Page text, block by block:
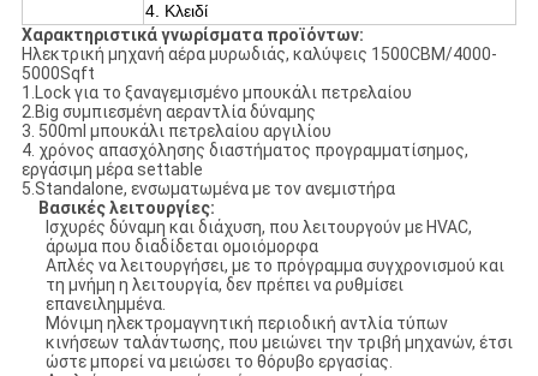
4. Κλειδί
Χαρακτηριστικά γνωρίσματα προϊόντων:
Ηλεκτρική μηχανή αέρα μυρωδιάς, καλύψεις 1500CBM/4000-
5000Sqft
1.Lock για το ξαναγεμισμένο μπουκάλι πετρελαίου
2.Big συμπιεσμένη αεραντλία δύναμης
3. 500ml μπουκάλι πετρελαίου αργιλίου
4. χρόνος απασχόλησης διαστήματος προγραμματίσημος,
εργάσιμη μέρα settable
5.Standalone, ενσωματωμένα με τον ανεμιστήρα
Βασικές λειτουργίες:
Ισχυρές δύναμη και διάχυση, που λειτουργούν με HVAC,
άρωμα που διαδίδεται ομοιόμορφα
Απλές να λειτουργήσει, με το πρόγραμμα συγχρονισμού και
τη μνήμη η λειτουργία, δεν πρέπει να ρυθμίσει
επανειλημμένα.
Μόνιμη ηλεκτρομαγνητική περιοδική αντλία τύπων
κινήσεων ταλάντωσης, που μειώνει την τριβή μηχανών, έτσι
ώστε μπορεί να μειώσει το θόρυβο εργασίας.